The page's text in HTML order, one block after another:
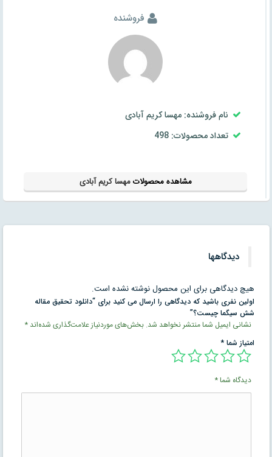
فروشنده
نام فروشنده: مهسا کریم آبادی
تعداد محصولات: 498
مشاهده محصولاتمهسا کریم آبادی
دیدگاهها
هیچ دیدگاهی برای این محصول نوشته نشده است.
اولین نفری باشید که دیدگاهی را ارسال می کنید برای “دانلود تحقیق مقاله
شش سيگما چيست؟”
نشانی ایمیل شما منتشر نخواهد شد. بخش‌های موردنیاز علامت‌گذاری شده‌اند*
امتیاز شما*
دیدگاه شما*